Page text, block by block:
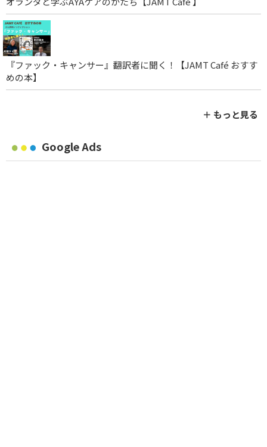
『ファック・キャンサー』翻訳者に聞く！【JAMT Café おすす
めの本】
＋ もっと見る
Google Ads